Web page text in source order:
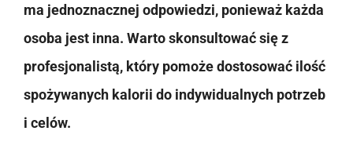
ma jednoznacznej odpowiedzi, ponieważ każda
osoba jest inna. Warto skonsultować się z
profesjonalistą, który pomoże dostosować ilość
spożywanych kalorii do indywidualnych potrzeb
i celów.